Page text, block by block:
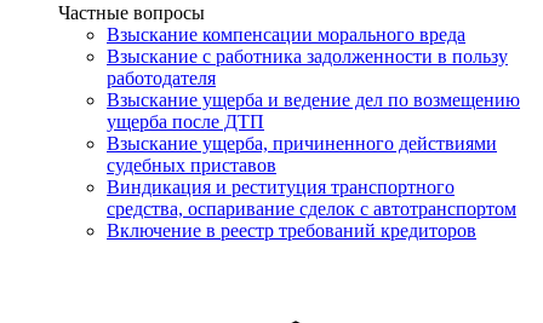
Услуги
Частные вопросы
Взыскание компенсации морального вреда
Взыскание с работника задолженности в пользу
работодателя
Взыскание ущерба и ведение дел по возмещению
ущерба после ДТП
Взыскание ущерба, причиненного действиями
судебных приставов
Виндикация и реституция транспортного
средства, оспаривание сделок с автотранспортом
Включение в реестр требований кредиторов